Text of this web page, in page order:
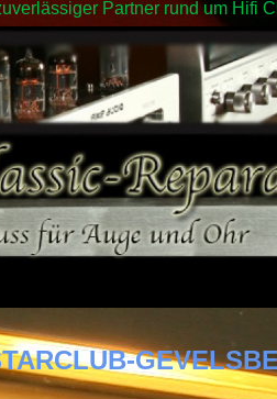
Partner rund um Hifi